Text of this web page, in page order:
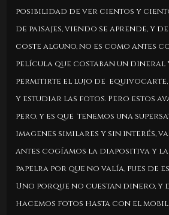
posibilidad de ver cientos y
de paisajes, viendo se aprende, y
coste alguno, no es como antes
película que costaban un dineral
permitirte el lujo de
y estudiar las fotos. Pero estos
pero, y es que tenemos una
imagenes similares y sin interés,
antes cogíamos la diapositiva y
papelra por que no valía, pues de
Uno porque no cuestan dinero, y
hacemos fotos hasta con el